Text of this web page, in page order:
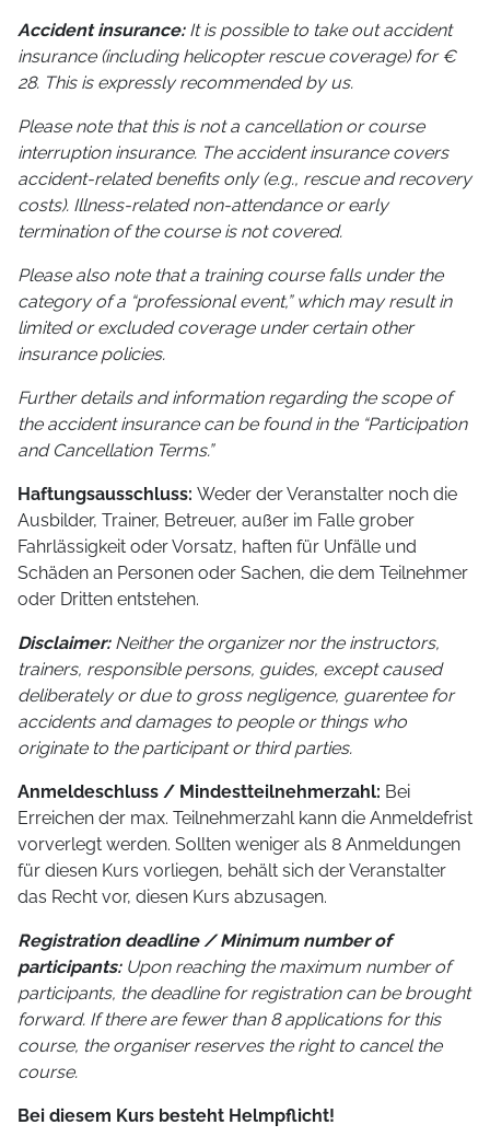
Accident insurance: It is possible to take out accident
insurance (including helicopter rescue coverage) for €
28. This is expressly recommended by us.
Please note that this is not a cancellation or course
interruption insurance. The accident insurance covers
accident-related benefits only (e.g., rescue and recovery
costs). Illness-related non-attendance or early
termination of the course is not covered.
Please also note that a training course falls under the
category of a “professional event,” which may result in
limited or excluded coverage under certain other
insurance policies.
Further details and information regarding the scope of
the accident insurance can be found in the “Participation
and Cancellation Terms.”
Haftungsausschluss: Weder der Veranstalter noch die
Ausbilder, Trainer, Betreuer, außer im Falle grober
Fahrlässigkeit oder Vorsatz, haften für Unfälle und
Schäden an Personen oder Sachen, die dem Teilnehmer
oder Dritten entstehen.
Disclaimer:Neither the organizer nor the instructors,
trainers, responsible persons, guides, except caused
deliberately or due to gross negligence, guarentee for
accidents and damages to people or things who
originate to the participant or third parties.
Anmeldeschluss / Mindestteilnehmerzahl: Bei
Erreichen der max. Teilnehmerzahl kann die Anmeldefrist
vorverlegt werden. Sollten weniger als 8 Anmeldungen
für diesen Kurs vorliegen, behält sich der Veranstalter
das Recht vor, diesen Kurs abzusagen.
Registration deadline / Minimum number of
participants:Upon reaching the maximum number of
participants, the deadline for registration can be brought
forward. If there are fewer than 8 applications for this
course, the organiser reserves the right to cancel the
course.
Bei diesem Kurs besteht Helmpflicht!